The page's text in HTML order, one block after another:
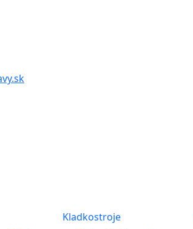
Kladkostroje